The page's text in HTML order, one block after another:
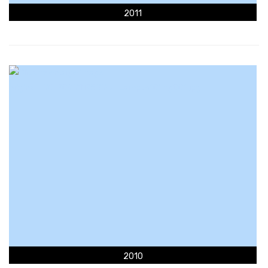
2011
2010